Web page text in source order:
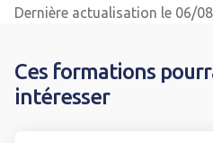
Dernière actualisation le 06/
Ces formations
intéresser